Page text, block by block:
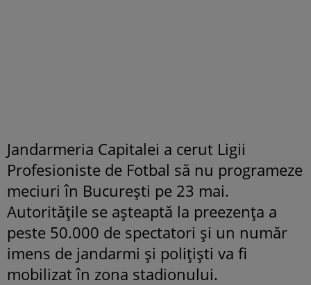
Jandarmeria Capitalei a cerut Ligii
Profesioniste de Fotbal să nu programeze
meciuri în București pe 23 mai.
Autoritățile se așteaptă la preezența a
peste 50.000 de spectatori și un număr
imens de jandarmi și polițiști va fi
mobilizat în zona stadionului.